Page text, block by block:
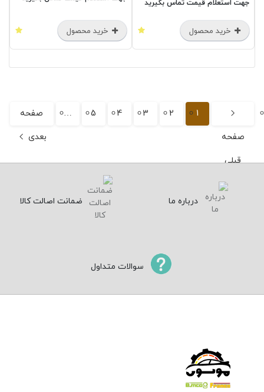
جهت استعلام قیمت تماس بگیرید
خرید محصول خرید محصول
صفحه
قبلی
1
2
3
4
5
…
صفحه
بعدی
درباره ما ضمانت اصالت کالا
سوالات متداول